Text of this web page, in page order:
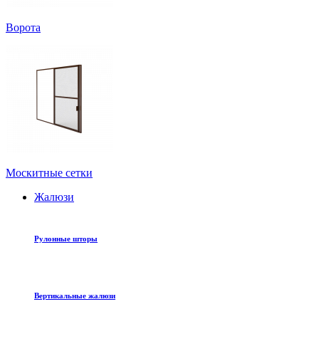
Ворота
Москитные сетки
Жалюзи
Рулонные шторы
Вертикальные жалюзи